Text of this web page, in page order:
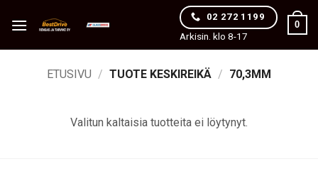
02 272 1199
Arkisin. klo 8-17
0
ETUSIVU / TUOTE KESKIREIKÄ / 70,3MM
Valitun kaltaisia tuotteita ei löytynyt.